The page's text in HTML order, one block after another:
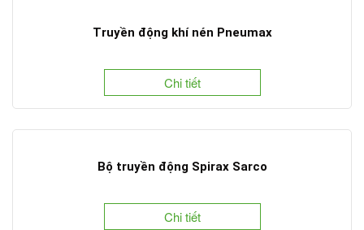
Truyền động khí nén Pneumax
Chi tiết
Bộ truyền động Spirax Sarco
Chi tiết